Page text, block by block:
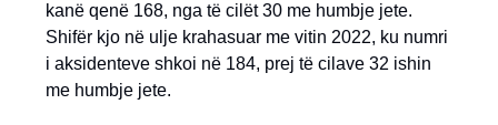
kanë qenë 168, nga të cilët 30 me humbje jete.
Shifër kjo në ulje krahasuar me vitin 2022, ku numri
i aksidenteve shkoi në 184, prej të cilave 32 ishin
me humbje jete.